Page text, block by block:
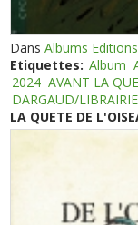
DansAlbums
Etiquettes: Album
2024 AVANT LA
DARGAUD/
LA QUETE DE